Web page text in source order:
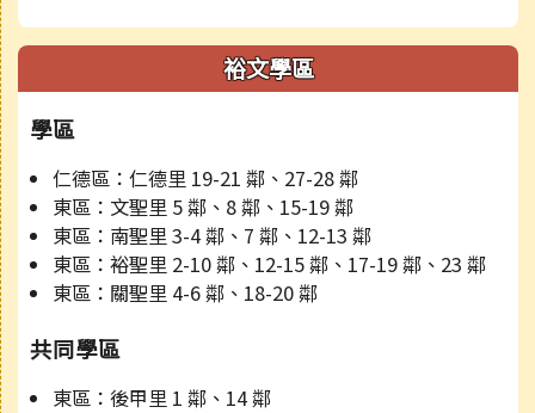
裕文學區
學區
仁德區：仁德里 19-21 鄰、27-28 鄰
東區：文聖里 5 鄰、8 鄰、15-19 鄰
東區：南聖里 3-4 鄰、7 鄰、12-13 鄰
東區：裕聖里 2-10 鄰、12-15 鄰、17-19 鄰、23 鄰
東區：關聖里 4-6 鄰、18-20 鄰
共同學區
東區：後甲里 1 鄰、14 鄰